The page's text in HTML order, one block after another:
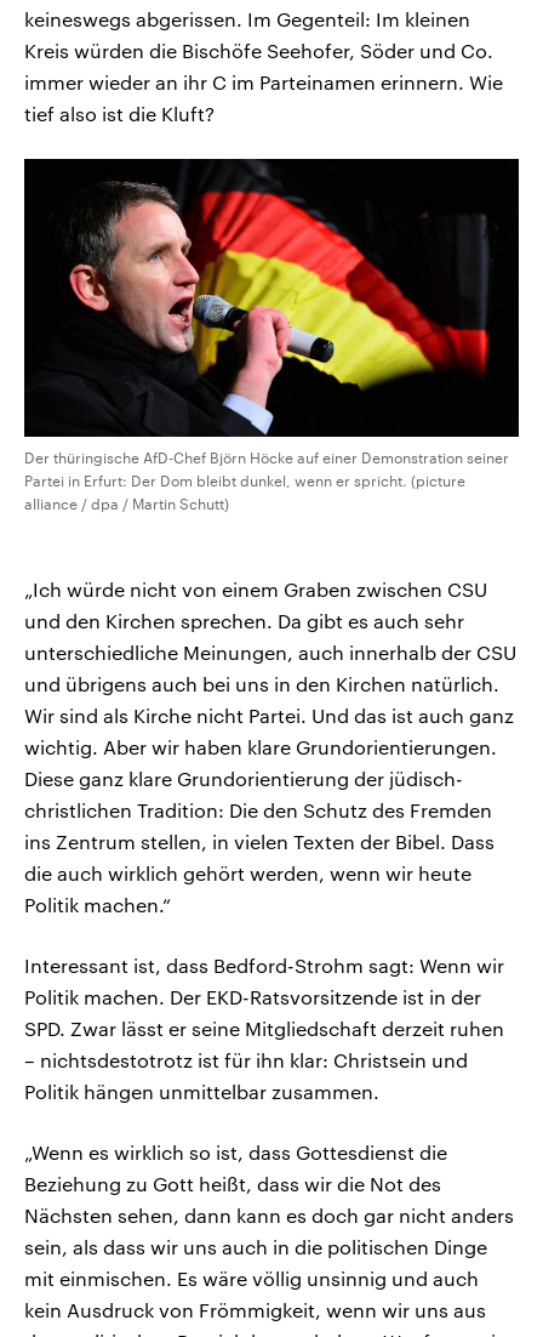
keineswegs abgerissen. Im Gegenteil: Im kleinen
Kreis würden die Bischöfe Seehofer, Söder und Co.
immer wieder an ihr C im Parteinamen erinnern. Wie
tief also ist die Kluft?
Der thüringische AfD-Chef Björn Höcke auf einer Demonstration seiner
Partei in Erfurt: Der Dom bleibt dunkel, wenn er spricht. (picture
alliance / dpa / Martin Schutt)
„Ich würde nicht von einem Graben zwischen CSU
und den Kirchen sprechen. Da gibt es auch sehr
unterschiedliche Meinungen, auch innerhalb der CSU
und übrigens auch bei uns in den Kirchen natürlich.
Wir sind als Kirche nicht Partei. Und das ist auch ganz
wichtig. Aber wir haben klare Grundorientierungen.
Diese ganz klare Grundorientierung der jüdisch-
christlichen Tradition: Die den Schutz des Fremden
ins Zentrum stellen, in vielen Texten der Bibel. Dass
die auch wirklich gehört werden, wenn wir heute
Politik machen.“
Interessant ist, dass Bedford-Strohm sagt: Wenn wir
Politik machen. Der EKD-Ratsvorsitzende ist in der
SPD. Zwar lässt er seine Mitgliedschaft derzeit ruhen
– nichtsdestotrotz ist für ihn klar: Christsein und
Politik hängen unmittelbar zusammen.
„Wenn es wirklich so ist, dass Gottesdienst die
Beziehung zu Gott heißt, dass wir die Not des
Nächsten sehen, dann kann es doch gar nicht anders
sein, als dass wir uns auch in die politischen Dinge
mit einmischen. Es wäre völlig unsinnig und auch
kein Ausdruck von Frömmigkeit, wenn wir uns aus